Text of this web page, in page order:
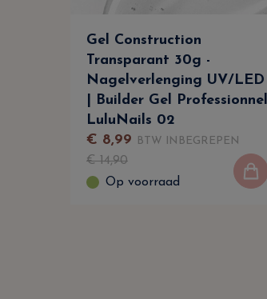
Gel Construction
Transparant 30g -
Nagelverlenging UV/LED
| Builder Gel Professionnel
LuluNails 02
€ 8,99 BTW INBEGREPEN
€14,90
Op voorraad